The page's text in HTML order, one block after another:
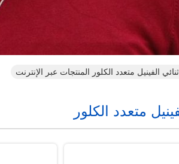
الفينيل متعدد الكلور المنتجات عبر الإنترنت
متعدد الكلور